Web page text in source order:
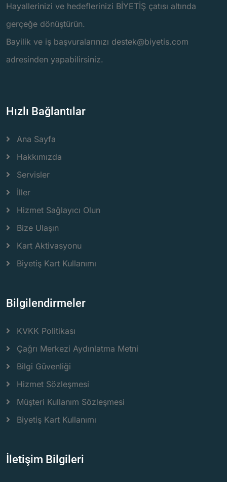
Hayallerinizi ve hedeflerinizi BİYETİŞ çatısı altında
gerçeğe dönüştürün.
Bayilik ve iş başvuralarınızı destek@biyetis.com
adresinden yapabilirsiniz.
Hızlı Bağlantılar
Ana Sayfa
Hakkımızda
Servisler
İller
Hizmet Sağlayıcı Olun
Bize Ulaşın
Kart Aktivasyonu
Biyetiş Kart Kullanımı
Bilgilendirmeler
KVKK Politikası
Çağrı Merkezi Aydınlatma Metni
Bilgi Güvenliği
Hizmet Sözleşmesi
Müşteri Kullanım Sözleşmesi
Biyetiş Kart Kullanımı
İletişim Bilgileri